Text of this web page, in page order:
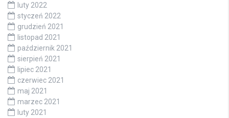
luty 2022
styczeń 2022
grudzień 2021
listopad 2021
październik 2021
sierpień 2021
lipiec 2021
czerwiec 2021
maj 2021
marzec 2021
luty 2021